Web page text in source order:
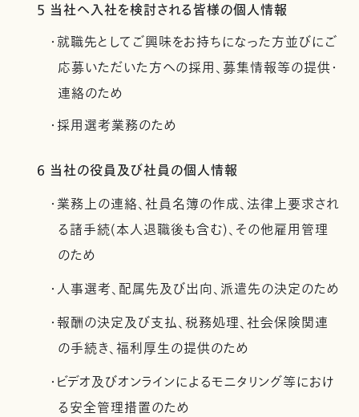
5 当社へ入社を検討される皆様の個人情報
・就職先としてご興味をお持ちになった方並びにご
応募いただいた方への採用、募集情報等の提供・
連絡のため
・採用選考業務のため
6 当社の役員及び社員の個人情報
・業務上の連絡、社員名簿の作成、法律上要求され
る諸手続(本人退職後も含む)、その他雇用管理
のため
・人事選考、配属先及び出向、派遣先の決定のため
・報酬の決定及び支払、税務処理、社会保険関連
の手続き、福利厚生の提供のため
・ビデオ及びオンラインによるモニタリング等におけ
る安全管理措置のため